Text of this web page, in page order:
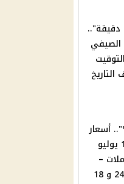
"الساعة هترجّعها 60 دقيقة"..
الصيفي
التوقيت
أسعار
الذهب اليوم الأحد 13 يوليو
–
اعرف سعر عيار 21 و 24 و 18